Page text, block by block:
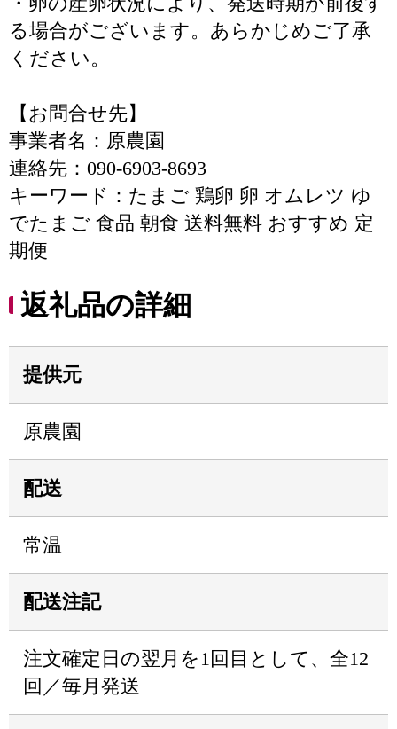
る場合がございます。あらかじめご了承
ください。
【お問合せ先】
事業者名：原農園
連絡先：090-6903-8693
キーワード：たまご 鶏卵 卵 オムレツ ゆ
でたまご 食品 朝食 送料無料 おすすめ 定
期便
返礼品の詳細
提供元
原農園
配送
常温
配送注記
注文確定日の翌月を1回目として、全12
回／毎月発送